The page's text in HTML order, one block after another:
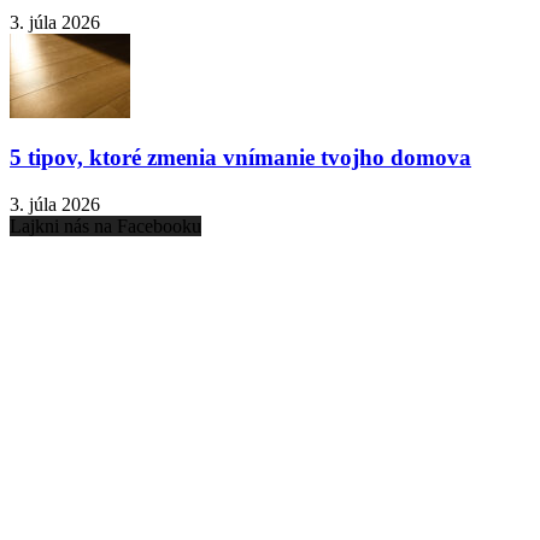
3. júla 2026
5 tipov, ktoré zmenia vnímanie tvojho domova
3. júla 2026
Lajkni nás na Facebooku